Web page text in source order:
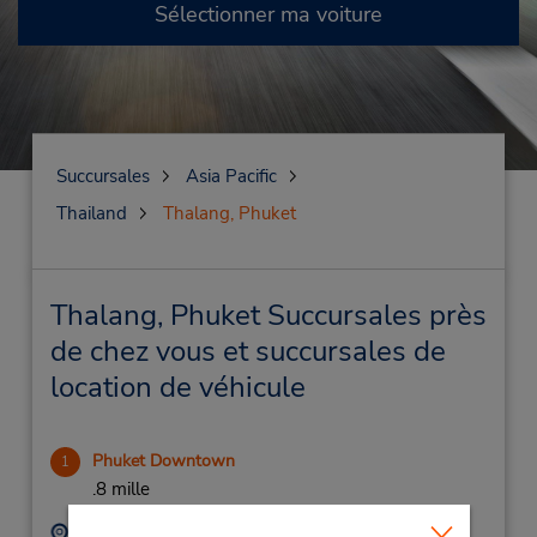
Sélectionner ma voiture
Succursales
Asia Pacific
Thailand
Thalang, Phuket
Thalang, Phuket Succursales près
de chez vous et succursales de
location de véhicule
1 Phuket Downtown
.8 mille